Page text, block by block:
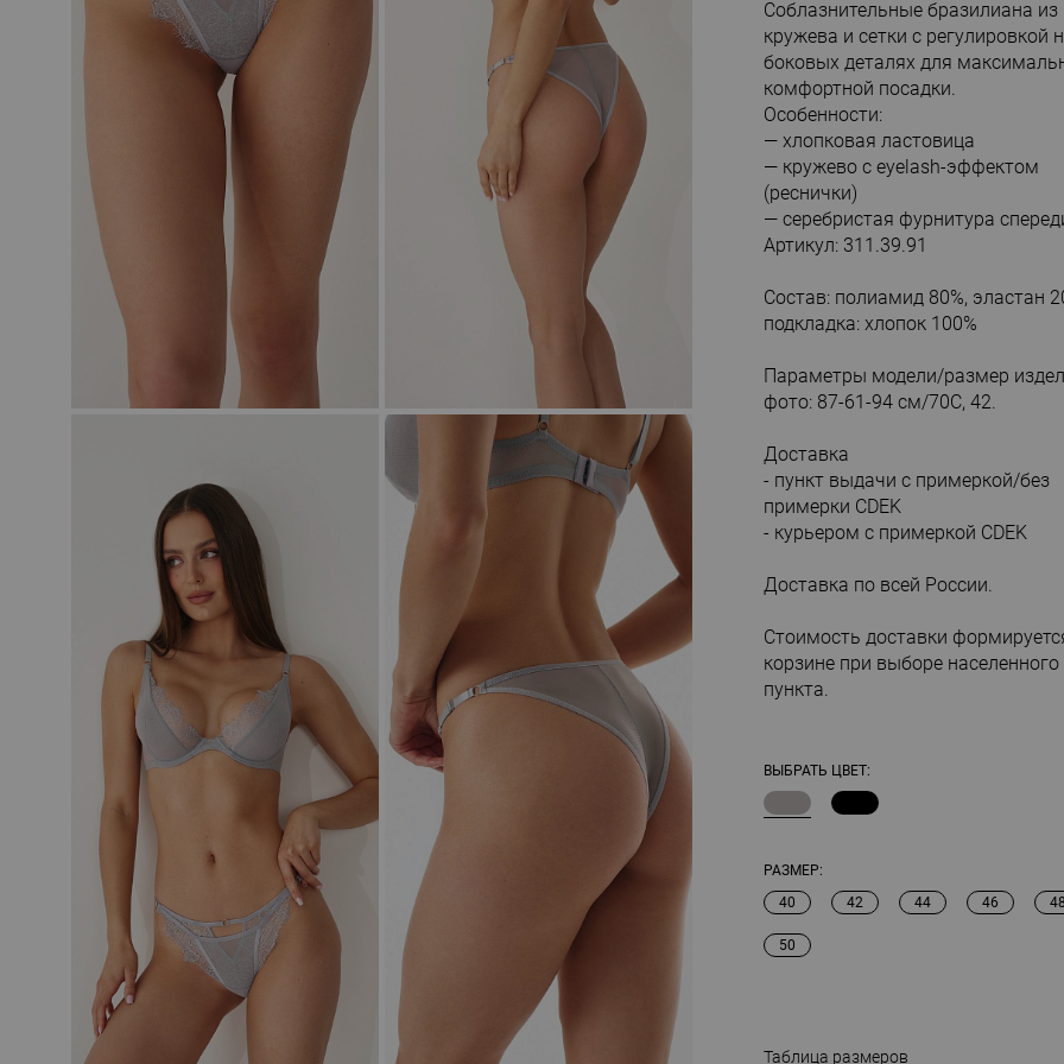
Соблазнительные бразилиана из
кружева и сетки с регулировкой
боковых деталях для
комфортной посадки.
Особенности:
— хлопковая ластовица
— кружево с eyelash-эффектом
(реснички)
— серебристая фурнитура
Артикул: 311.39.91
Состав: полиамид 80%, эластан
подкладка: хлопок 100%
Параметры модели/размер
фото: 87-61-94 см/70С, 42.
Доставка
- пункт выдачи с примеркой/без
примерки CDEK
- курьером с примеркой CDEK
Доставка по всей России.
Стоимость доставки
корзине при выборе населенного
пункта.
ВЫБРАТЬ ЦВЕТ:
РАЗМЕР:
40
42 44 46 48
50
Таблица размеров